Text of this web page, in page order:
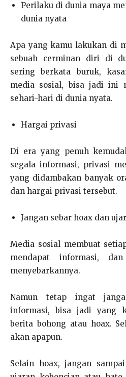
Perilaku di dunia maya
dunia nyata
Apa yang kamu lakukan di
sebuah cerminan diri di
sering berkata buruk,
media sosial, bisa jadi ini
sehari-hari di dunia nyata.
Hargai privasi
Di era yang penuh
segala informasi, privasi
yang didambakan banyak
dan hargai privasi tersebut.
Jangan sebar hoax dan
Media sosial membuat
mendapat informasi,
menyebarkannya.
Namun tetap ingat
informasi, bisa jadi yang
berita bohong atau hoax.
akan apapun.
Selain hoax, jangan